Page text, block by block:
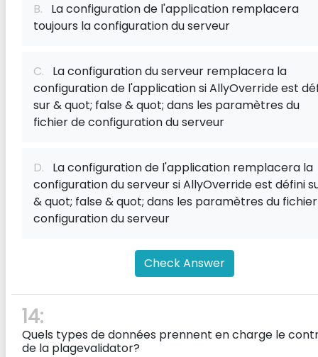
B. La configuration de l'application remplacera
toujours la configuration du serveur
C. La configuration du serveur remplacera la
configuration de l'application si AllyOverride est
sur & quot; false & quot; dans les paramètres du
fichier de configuration du serveur
D. La configuration de l'application remplacera la
configuration du serveur si AllyOverride est défini
& quot; false & quot; dans les paramètres du
configuration du serveur
Check Answer
14:
Quels types de données prennent en charge le
de la plagevalidator?